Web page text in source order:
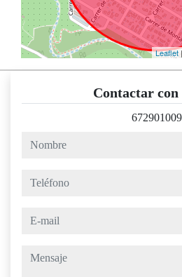
Leaflet
Contactar con
672901009
nombre
teléfono
e-mail
mensaje